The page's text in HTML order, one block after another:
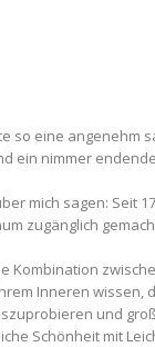
so eine angenehm
ein nimmer
mich sagen: Seit
zugänglich
Kombination
Inneren wissen,
und
Schönheit mit